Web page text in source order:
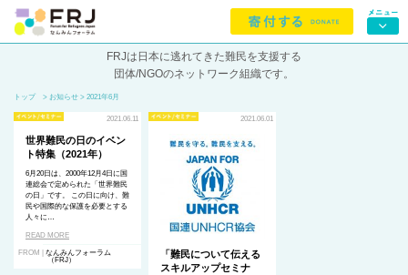
FRJは日本に逃れてきた難民を支援する
団体/NGOのネットワーク組織です。
トップ > お知らせ > 2021年6月
2021.06.11
世界難民の日のイベン
ト特集（2021年）
6月20日は、2000年12月4日に国
連総会で定められた「世界難民
の日」です。 この日に向け、難
民や国際的な保護を必要とする
人々に…
READ MORE
FROM | なんみんフォーラム
（FRJ）
2021.06.01
「難民について伝える
スキルアップセミナ